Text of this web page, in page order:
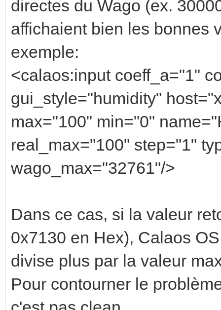
directes du Wago (ex.
affichaient bien les bonnes
exemple:
<calaos:input coeff_a="1"
gui_style="humidity"
max="100" min="0"
real_max="100" step="1"
wago_max="32761"/>
Dans ce cas, si la valeur
0x7130 en Hex), Calaos
divise plus par la valeur
Pour contourner le